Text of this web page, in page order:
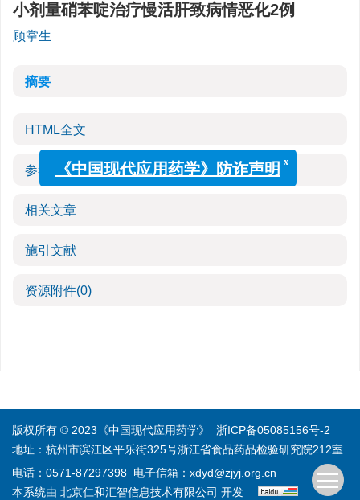
小剂量硝苯啶治疗慢活肝致病情恶化2例
顾掌生
摘要
HTML全文
参考文献(0)
相关文章
施引文献
资源附件(0)
版权所有 © 2023《中国现代应用药学》 浙ICP备05085156号-2
地址：杭州市滨江区平乐街325号浙江省食品药品检验研究院212室
电话：0571-87297398 电子信箱： xdyd@zjyj.org.cn
本系统由 北京仁和汇智信息技术有限公司 开发
x
《中国现代应用药学》防诈声明